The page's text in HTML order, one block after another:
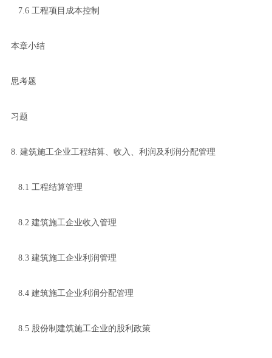
7.6 工程项目成本控制
本章小结
思考题
习题
8. 建筑施工企业工程结算、收入、利润及利润分配管理
8.1 工程结算管理
8.2 建筑施工企业收入管理
8.3 建筑施工企业利润管理
8.4 建筑施工企业利润分配管理
8.5 股份制建筑施工企业的股利政策